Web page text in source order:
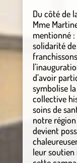
Du côté de
Mme
mentionné :
solidarité
d’avoir
symbolise
collective
soins de
notre
devient
leur soutien